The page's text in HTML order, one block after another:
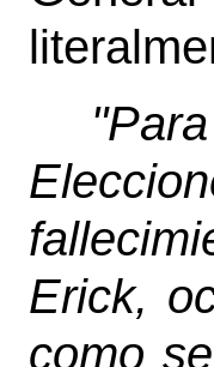
Erick,
como